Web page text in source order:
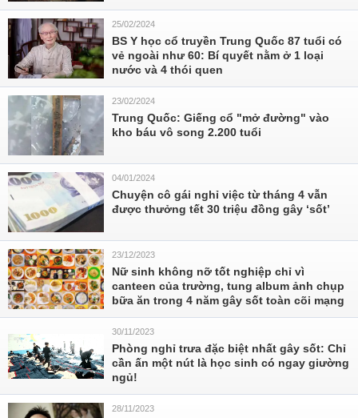
25/02/2024
BS Y học cổ truyền Trung Quốc 87 tuổi có
vẻ ngoài như 60: Bí quyết nằm ở 1 loại
nước và 4 thói quen
23/02/2024
Trung Quốc: Giếng cổ "mở đường" vào
kho báu vô song 2.200 tuổi
04/01/2024
Chuyện cô gái nghỉ việc từ tháng 4 vẫn
được thưởng tết 30 triệu đồng gây ‘sốt’
23/12/2023
Nữ sinh không nỡ tốt nghiệp chỉ vì
canteen của trường, tung album ảnh chụp
bữa ăn trong 4 năm gây sốt toàn cõi mạng
30/11/2023
Phòng nghỉ trưa đặc biệt nhất gây sốt: Chỉ
cần ấn một nút là học sinh có ngay giường
ngủ!
28/11/2023